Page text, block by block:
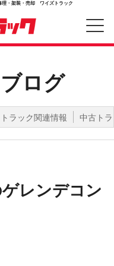
・架装・売却 ワイズトラック
ログ
トラック関連情報 中古ト
レンデコン